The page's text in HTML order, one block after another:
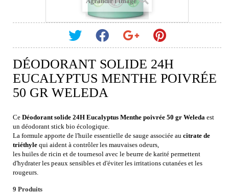
DÉODORANT SOLIDE 24H
EUCALYPTUS MENTHE POIVRÉE
50 GR WELEDA
Ce Déodorant solide 24H Eucalyptus Menthe poivrée 50 gr Weleda est
un déodorant stick bio écologique.
La formule apporte de l'huile essentielle de sauge associée au citrate de
triéthyle qui aident à contrôler les mauvaises odeurs,
les huiles de ricin et de tournesol avec le beurre de karité permettent
d'hydrater les peaux sensibles et d'éviter les irritations cutanées et les
rougeurs.
9 Produits